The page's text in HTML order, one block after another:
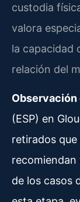
custodia
valora
la capacidad
relación del
Observación
(ESP) en
retirados
recomiendan
de los casos